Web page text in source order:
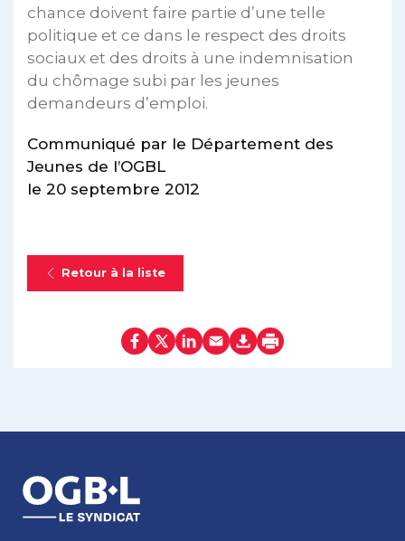
chance doivent faire partie d’une telle
politique et ce dans le respect des droits
sociaux et des droits à une indemnisation
du chômage subi par les jeunes
demandeurs d’emploi.
Communiqué par le Département des
Jeunes de l’OGBL
le 20 septembre 2012
Retour à la liste